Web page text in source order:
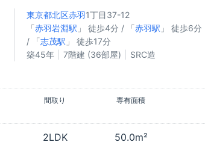
東京都北区赤羽1丁目37-12
「赤羽岩淵駅 」 徒歩4分 / 「赤羽駅 」 徒歩6分
/ 「志茂駅 」 徒歩17分
築45年
7階建 (36部屋) SRC造
間取り
専有面積
2LDK
50.0m²